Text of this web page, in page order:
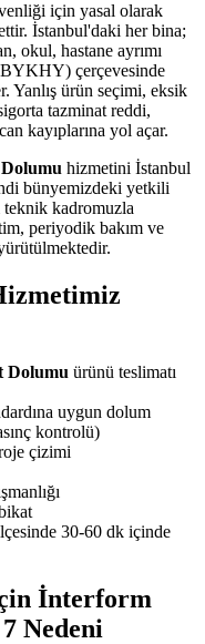
için yasal olarak
İstanbul'daki her bina;
okul, hastane ayrımı
çerçevesinde
Yanlış ürün seçimi, eksik
tazminat reddi,
kayıplarına yol açar.
hizmetini İstanbul
bünyemizdeki yetkili
kadromuzla
periyodik bakım ve
Dolumu ürünü teslimatı
uygun dolum
kontrolü)
çizimi
30-60 dk içinde
İnterform
Nedeni